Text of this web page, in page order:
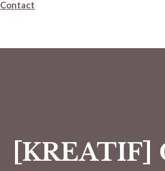
Contact
[KREATIF]